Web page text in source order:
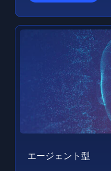
エージェント型